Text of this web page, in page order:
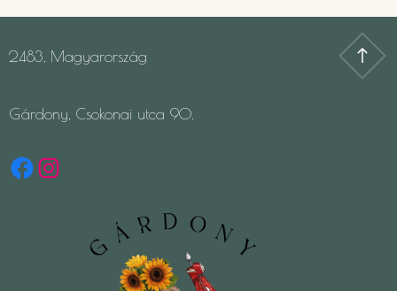
2483, Magyarország
Gárdony, Csokonai utca 90.